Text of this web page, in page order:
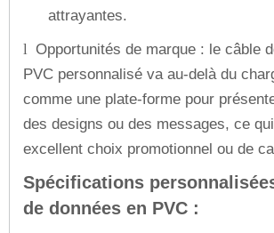
attrayantes.
l Opportunités de marque : le câble
PVC personnalisé va au-delà du
comme une plate-forme pour
des designs ou des messages, ce
excellent choix promotionnel ou de
Spécifications
de données en PVC :